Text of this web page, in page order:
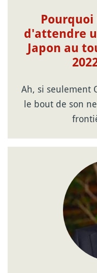
d'attendre
Japon au
Ah, si seulement
le bout de son